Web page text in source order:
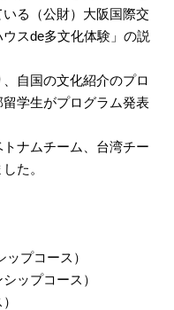
る（公財）大阪国際交
スde多文化体験」の説
自国の文化紹介のプロ
学生がプログラム発表
ナムチーム、台湾チー
た。
プコース）
ップコース）